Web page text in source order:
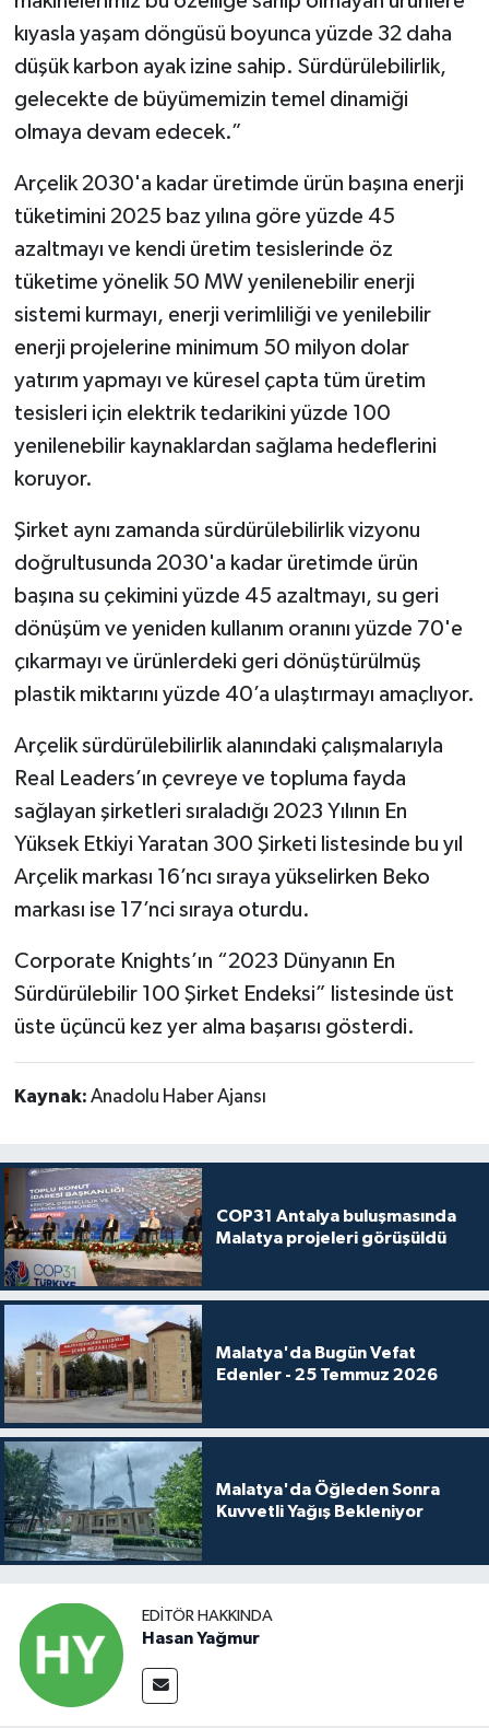
kıyasla yaşam döngüsü boyunca yüzde 32 daha
düşük karbon ayak izine sahip. Sürdürülebilirlik,
gelecekte de büyümemizin temel dinamiği
olmaya devam edecek.”
Arçelik 2030'a kadar üretimde ürün başına enerji
tüketimini 2025 baz yılına göre yüzde 45
azaltmayı ve kendi üretim tesislerinde öz
tüketime yönelik 50 MW yenilenebilir enerji
sistemi kurmayı, enerji verimliliği ve yenilebilir
enerji projelerine minimum 50 milyon dolar
yatırım yapmayı ve küresel çapta tüm üretim
tesisleri için elektrik tedarikini yüzde 100
yenilenebilir kaynaklardan sağlama hedeflerini
koruyor.
Şirket aynı zamanda sürdürülebilirlik vizyonu
doğrultusunda 2030'a kadar üretimde ürün
başına su çekimini yüzde 45 azaltmayı, su geri
dönüşüm ve yeniden kullanım oranını yüzde 70'e
çıkarmayı ve ürünlerdeki geri dönüştürülmüş
plastik miktarını yüzde 40’a ulaştırmayı amaçlıyor.
Arçelik sürdürülebilirlik alanındaki çalışmalarıyla
Real Leaders’ın çevreye ve topluma fayda
sağlayan şirketleri sıraladığı 2023 Yılının En
Yüksek Etkiyi Yaratan 300 Şirketi listesinde bu yıl
Arçelik markası 16’ncı sıraya yükselirken Beko
markası ise 17’nci sıraya oturdu.
Corporate Knights’ın “2023 Dünyanın En
Sürdürülebilir 100 Şirket Endeksi” listesinde üst
üste üçüncü kez yer alma başarısı gösterdi.
Kaynak: Anadolu Haber Ajansı
COP31 Antalya buluşmasında
Malatya projeleri görüşüldü
Malatya'da Bugün Vefat
Edenler - 25 Temmuz 2026
Malatya'da Öğleden Sonra
Kuvvetli Yağış Bekleniyor
EDITÖR HAKKINDA
Hasan Yağmur